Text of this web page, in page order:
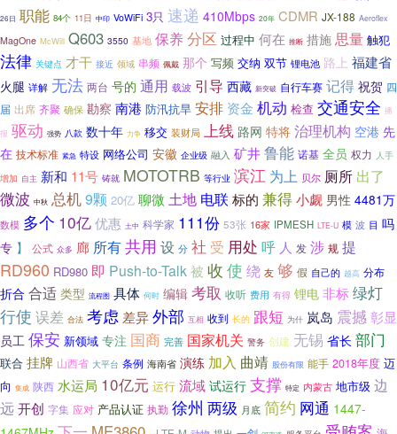
26日 职能 84个 11日 中印 VoWiFi 3只 速递 410Mbps 20年 CDMR JX-188 Aeroflex
MagOne McWill Q603 3550 基地 保养分区 过程中 何在 推断 措施 思量 触犯
法律 关键点 才干 接近 领域 串频 佩戴 那个 写频 交纳 双节 锂电池 路上 福建省
火腿 详解 无法 两台 号的 通用 载波 引导 西藏 新突破 自行车赛 记得 祝贺 四
届 出席 齐聚 确保 勘察 南港 防汛抗旱 安排 资金 机动 检查 交通安全 播
报 驱动 强势 八款 数十年 力争 移交 装财局 上线 路网 特将 治理机构 空港 先
在 技术标准 紧急 特设 网络公司 安徽 企业级 融入 矿井鲁能 诺基 全员 权力 人手
增加 自主 新和 11号 铸就 MOTOTRB 等行业 滨江 为上 贝尔 厕所 出了
微波 中秋 总机9颗 20亿 聊微 土地 电联 标的 兼得小觑 男性 4481万
数模 多个 10亿优惠 土中 科学家 111份 53张 16家 IPMESH LTE-U 模 波 目 吗
专 】 公式 众多 廊 所有共用 设 分 社 受 用处 呼 人 发 涉 规 提
RD960 RD980 即 Push-to-Talk 被 收 使 绕 友 够 假 自己的 越高 分布
折合 合适 类型 流程图 具体 何时 编辑 考取 收听 费用 有得 锂电 非标绿灯
行使 误差 合法 考虑 差异外部 互相 收到 长的 跟短 为什 岚岛 震撼 彰显
员工 保安 新领域 专注 国商 完善 国家机关 警务 创建 无锡 省长 部门
联合 挂牌 山西省 大平台 条例 海南省 演练 加入 曲靖 股份有限 能手 2018年度 迈
向 集成 陕西 水运局 10亿元 运行 流域试运行支撑 特定 内蒙古 地市级 边
远开创 字集 应对 产品认证 执勤 徐州 两级 月底 简约 网通 1447-